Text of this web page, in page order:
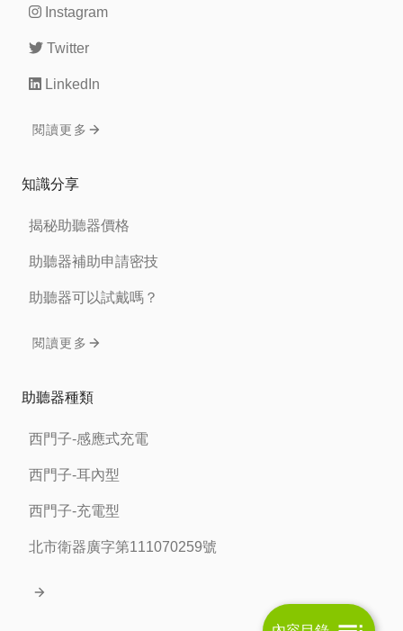
Instagram
Twitter
LinkedIn
閱讀更多
知識分享
揭秘助聽器價格
助聽器補助申請密技
助聽器可以試戴嗎？
閱讀更多
助聽器種類
西門子-感應式充電
西門子-耳內型
西門子-充電型
北市衛器廣字第111070259號